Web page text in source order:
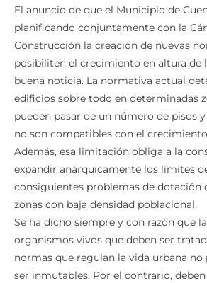
El anuncio de que el Municipio de
planificando conjuntamente con la
Construcción la creación de nuevas
posibiliten el crecimiento en altura de
buena noticia. La normativa actual
edificios sobre todo en determinadas
pueden pasar de un número de pisos
no son compatibles con el
Además, esa limitación obliga a la
expandir anárquicamente los límites
consiguientes problemas de dotación
zonas con baja densidad poblacional.
Se ha dicho siempre y con razón que
organismos vivos que deben ser
normas que regulan la vida urbana no
ser inmutables. Por el contrario,